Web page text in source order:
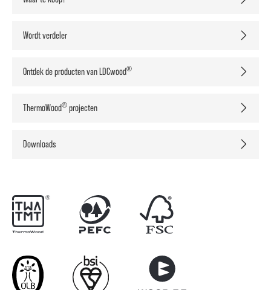
Wordt verdeler
Ontdek de producten van LDCwood®
ThermoWood® projecten
Downloads